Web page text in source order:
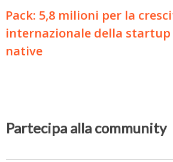
Pack: 5,8 milioni per la
internazionale della startup
native
Partecipa alla community